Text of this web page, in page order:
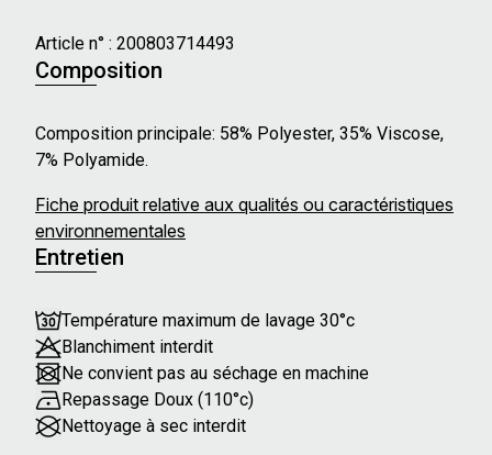
Article n° : 200803714493
Composition
Composition principale: 58% Polyester, 35% Viscose,
7% Polyamide.
Fiche produit relative aux qualités ou caractéristiques
environnementales
Entretien
Température maximum de lavage 30°c
Blanchiment interdit
Ne convient pas au séchage en machine
Repassage Doux (110°c)
Nettoyage à sec interdit